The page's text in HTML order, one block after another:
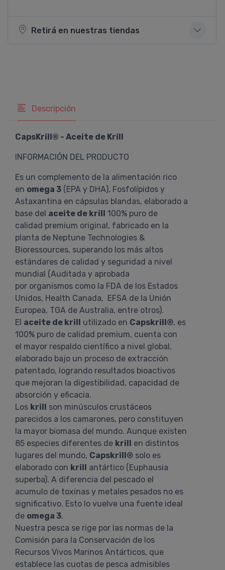
Retirá en nuestras tiendas
Descripción
CapsKrill® - Aceite de Krill
INFORMACIÓN DEL PRODUCTO
Es un complemento de la alimentación rico
en omega 3 (EPA y DHA), Fosfolípidos y
Astaxantina en cápsulas blandas, elaborado a
base del aceite de krill 100% puro de
calidad premium original, fabricado en la
planta de Neptune Technologies &
Bioressources, superando los más altos
estándares de calidad y seguridad a nivel
mundial (Auditada y aprobada
por organismos como la FDA de los Estados
Unidos, Health Canada, EFSA de la Unión
Europea, TGA de Australia, entre otros).
El aceite de krill utilizado en Capskrill®, es
100% puro de calidad premium, cuenta con
el mayor respaldo científico a nivel global,
elaborado bajo un proceso de extracción
patentado, logrando resultados bioactivos
que mejoran la digestibilidad, capacidad de
absorción y eficacia.
Los krill son minúsculos crustáceos
parecidos a los camarones, pero constituyen
la mayor biomasa del mundo. Aunque existen
85 especies diferentes de krill en distintos
lugares del mundo, Capskrill® solo es
elaborado con krill antártico (Euphausia
superba). A diferencia del pescado el
acumulo de toxinas y metales pesados no es
significativo. Esto lo vuelve una fuente ideal
de omega 3.
Nuestra pesca se rige por las normas de la
Comisión para la Conservación de los
Recursos Vivos Marinos Antárticos, que
establece las cuotas de pesca admisibles